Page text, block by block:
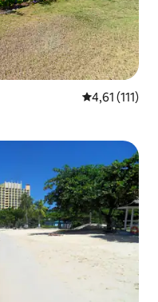
Évaluation
4,61 (111)